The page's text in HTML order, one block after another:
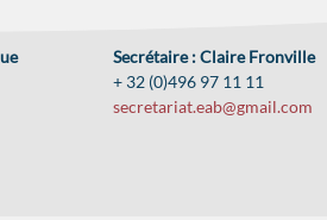
Secrétaire : Claire Fronville
+ 32 (0)496 97 11 11
secretariat.eab@gmail.com